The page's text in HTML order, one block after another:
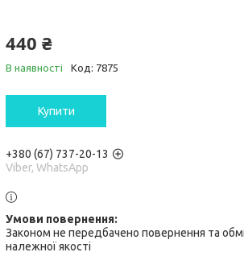
440 ₴
В наявності Код: 7875
Купити
+380 (67) 737-20-13
Viber, WhatsApp
Законом не передбачено повернення та
належної якості